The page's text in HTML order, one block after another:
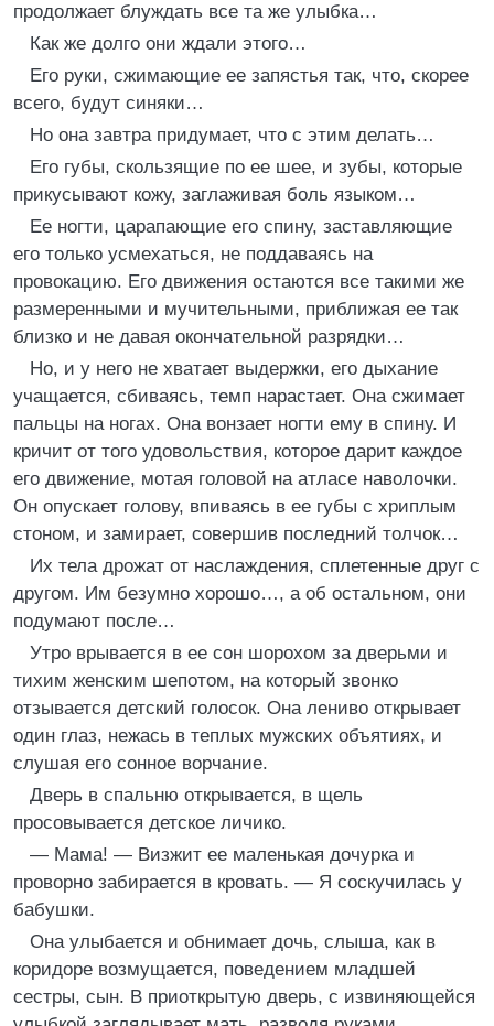
продолжает блуждать все та же улыбка…
Как же долго они ждали этого…
Его руки, сжимающие ее запястья так, что, скорее
всего, будут синяки…
Но она завтра придумает, что с этим делать…
Его губы, скользящие по ее шее, и зубы, которые
прикусывают кожу, заглаживая боль языком…
Ее ногти, царапающие его спину, заставляющие
его только усмехаться, не поддаваясь на
провокацию. Его движения остаются все такими же
размеренными и мучительными, приближая ее так
близко и не давая окончательной разрядки…
Но, и у него не хватает выдержки, его дыхание
учащается, сбиваясь, темп нарастает. Она сжимает
пальцы на ногах. Она вонзает ногти ему в спину. И
кричит от того удовольствия, которое дарит каждое
его движение, мотая головой на атласе наволочки.
Он опускает голову, впиваясь в ее губы с хриплым
стоном, и замирает, совершив последний толчок…
Их тела дрожат от наслаждения, сплетенные друг с
другом. Им безумно хорошо…, а об остальном, они
подумают после…
Утро врывается в ее сон шорохом за дверьми и
тихим женским шепотом, на который звонко
отзывается детский голосок. Она лениво открывает
один глаз, нежась в теплых мужских объятиях, и
слушая его сонное ворчание.
Дверь в спальню открывается, в щель
просовывается детское личико.
— Мама! — Визжит ее маленькая дочурка и
проворно забирается в кровать. — Я соскучилась у
бабушки.
Она улыбается и обнимает дочь, слыша, как в
коридоре возмущается, поведением младшей
сестры, сын. В приоткрытую дверь, с извиняющейся